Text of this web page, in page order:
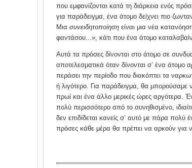
που εμφανίζονται κατά τη διάρκεια ενός
για παράδειγμα, ένα άτομο δείχνει πιο
Μια συνειδητοποίηση είναι μια νέα
φαντάσου...», κάτι που ένα άτομο
Αυτά τα πρόσες δίνονται στο άτομο σε
αποτελεσματικά όταν δίνονται σ’ ένα
περάσει την περίοδο που διακόπτει τα
ή λιγότερο. Για παράδειγμα, θα
πρωί και ένα άλλο μερικές ώρες αργότερα.
πολύ περισσότερο από το συνηθισμένο,
δεν επιδίδεται κανείς σ’ αυτό με πάρα πολύ
πρόσες κάθε μέρα θα πρέπει να αρκούν για